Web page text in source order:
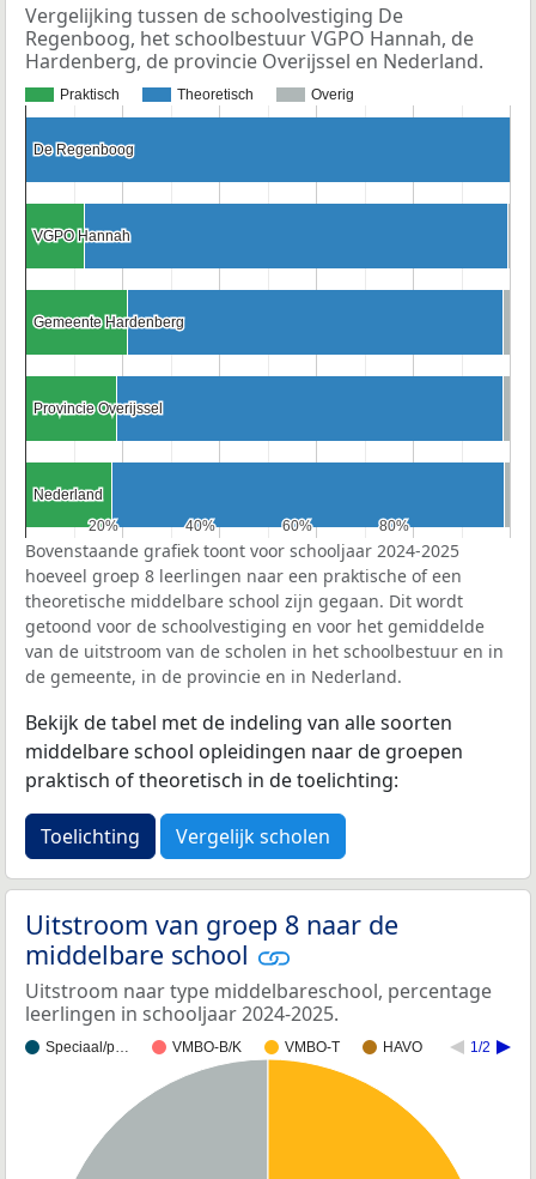
Vergelijking tussen de schoolvestiging De
Regenboog, het schoolbestuur VGPO Hannah, de
Hardenberg, de provincie Overijssel en Nederland.
Praktisch Theoretisch Overig
20%
20% 40%
40% 60%
60% 80%
80%
De Regenboog
De Regenboog
VGPO Hannah
VGPO Hannah
Gemeente Hardenberg
Gemeente Hardenberg
Provincie Overijssel
Provincie Overijssel
Nederland
Nederland
Bovenstaande grafiek toont voor schooljaar 2024-2025
hoeveel groep 8 leerlingen naar een praktische of een
theoretische middelbare school zijn gegaan. Dit wordt
getoond voor de schoolvestiging en voor het gemiddelde
van de uitstroom van de scholen in het schoolbestuur en in
de gemeente, in de provincie en in Nederland.
Bekijk de tabel met de indeling van alle soorten
middelbare school opleidingen naar de groepen
praktisch of theoretisch in de toelichting:
Toelichting Vergelijk scholen
Uitstroom van groep 8 naar de
middelbare school
Uitstroom naar type middelbareschool, percentage
leerlingen in schooljaar 2024-2025.
Speciaal/p… VMBO-B/K VMBO-T HAVO 1/2